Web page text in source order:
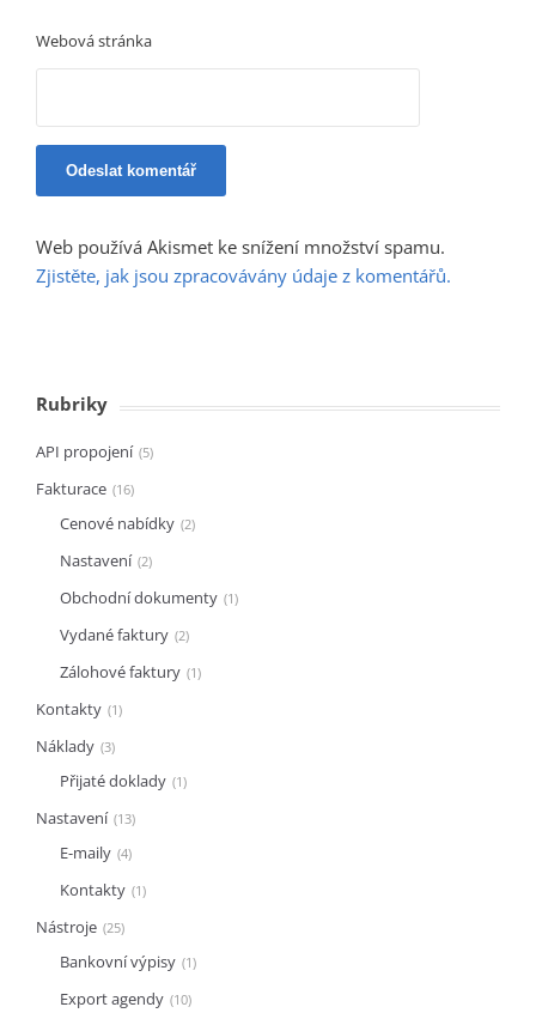
Webová stránka
Web používá Akismet ke snížení množství spamu.
Zjistěte, jak jsou zpracovávány údaje z komentářů.
Rubriky
API propojení 5
Fakturace 16
Cenové nabídky 2
Nastavení 2
Obchodní dokumenty 1
Vydané faktury 2
Zálohové faktury 1
Kontakty 1
Náklady 3
Přijaté doklady 1
Nastavení 13
E-maily 4
Kontakty 1
Nástroje 25
Bankovní výpisy 1
Export agendy 10